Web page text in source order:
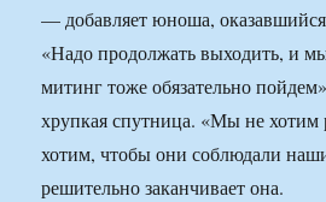
— добавляет юноша,
«Надо продолжать выходить, и
митинг тоже обязательно
хрупкая спутница. «Мы не
хотим, чтобы они соблюдали
решительно заканчивает она.